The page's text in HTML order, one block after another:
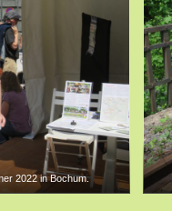
2022 in Bochum.